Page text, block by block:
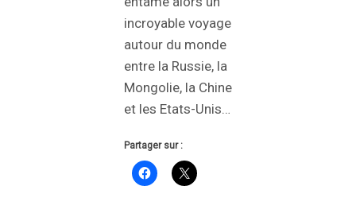
incroyable voyage
autour du monde
entre la Russie, la
Mongolie, la Chine
et les Etats-Unis…
Partager sur :